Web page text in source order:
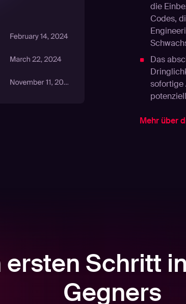
die
Codes,
Das
sofortige
Mehr über
Schritt
Gegners